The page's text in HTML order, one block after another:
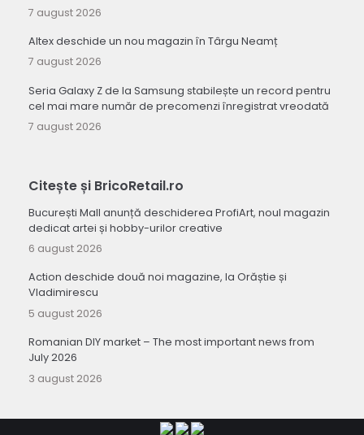
7 august 2026
Altex deschide un nou magazin în Târgu Neamț
7 august 2026
Seria Galaxy Z de la Samsung stabilește un record pentru
cel mai mare număr de precomenzi înregistrat vreodată
7 august 2026
Citește și BricoRetail.ro
București Mall anunță deschiderea ProfiArt, noul magazin
dedicat artei și hobby-urilor creative
6 august 2026
Action deschide două noi magazine, la Orăștie și
Vladimirescu
5 august 2026
Romanian DIY market – The most important news from
July 2026
3 august 2026